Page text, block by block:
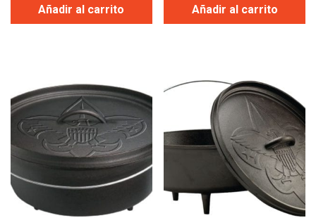
Añadir al carrito Añadir al carrito